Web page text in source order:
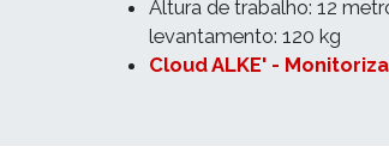
Altura de trabalho: 12
levantamento: 120 kg
Cloud ALKE' -